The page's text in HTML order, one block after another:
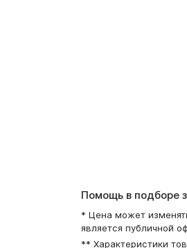
Помощь в подборе
* Цена может
является публичной
** Характеристики